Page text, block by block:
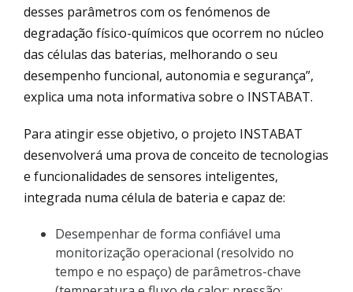
desses parâmetros com os fenómenos de
degradação físico-químicos que ocorrem no núcleo
das células das baterias, melhorando o seu
desempenho funcional, autonomia e segurança”,
explica uma nota informativa sobre o INSTABAT.
Para atingir esse objetivo, o projeto INSTABAT
desenvolverá uma prova de conceito de tecnologias
e funcionalidades de sensores inteligentes,
integrada numa célula de bateria e capaz de:
Desempenhar de forma confiável uma
monitorização operacional (resolvido no
tempo e no espaço) de parâmetros-chave